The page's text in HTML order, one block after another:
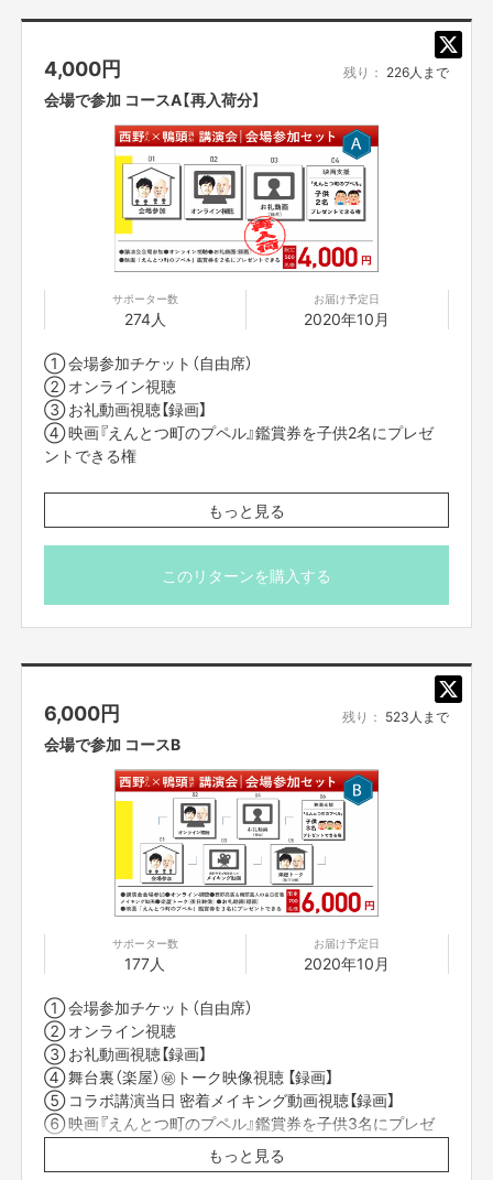
はからずとも今このコロナ渦によって
多くの人達が不安や怖れ、
そして見通しが立たないという、
なんとなく今の日本の社会に漂う
暗いシチュエーションがまるで…
煙突から出た黒い煙のような気がするんです。
でも、えんとつ町の少年ルビッチとゴミ人間プペルは、
いつも空を見上げ
“あの雲の上には星があるんだ”
と信じ続け、そして動き始めます。
もちろん最初は周りから馬鹿にされたり…
反対されたり…
そんなものがあるわけがない。
そんな誹謗中傷をたくさん受けながら、
でも自分が信じたものに向かって冒険を始め、
で視聴できますので、後日ゆっくりご覧いただけます。
■限定リンクは、支援者の方にSILKHATのメッセージ機能
を使ってお知らせします。講演会開始3時間前までにはお
知らせしますので、メッセージのご確認をお願いします。
■他の方に限定リンクを共有されることは禁止です。
4,000円 残り： 226人まで
会場で参加 コースA【再入荷分】
サポーター数
274人
お届け予定日
2020年10月
① 会場参加チケット（自由席）
② オンライン視聴
③ お礼動画視聴【録画】
④ 映画『えんとつ町のプペル』鑑賞券を子供2名にプレゼ
ントできる権
■10月25日(日)14時から東京国際フォーラムで開催するコ
ラボ講演会に会場参加できます。
■当日、携帯やメールなど支援したことが分かるものをご
ありません。
■会場に参加できなくなった方は、11月4日(日) 23：59ま
でオンライン視聴できますので、後日ゆっくりご覧いただ
けます。
■限定リンクは、支援者の方にSILKHATのメッセージ機能
を使ってお知らせします。講演会開始3時間前までにはお
知らせしますので、メッセージのご確認をお願いします。
■他の方に限定リンクを共有されることは禁止です。
※当日ご来場になる方のお名前・ご住所・お電話番号を『お
届け先情報』に記入してください（新型コロナウイルス感染
拡大防止のため、実際にご来場になった方全員のご連絡先
を把握する必要があります）。
※チケットの郵送はございません。
もっと見る
このリターンを購入する
6,000円 残り： 523人まで
会場で参加 コースB
サポーター数
177人
お届け予定日
2020年10月
① 会場参加チケット（自由席）
② オンライン視聴
③ お礼動画視聴【録画】
④ 舞台裏（楽屋）㊙トーク映像視聴 【録画】
⑤ コラボ講演当日 密着メイキング動画視聴【録画】
⑥ 映画『えんとつ町のプペル』鑑賞券を子供3名にプレゼ
ントできる権
もっと見る